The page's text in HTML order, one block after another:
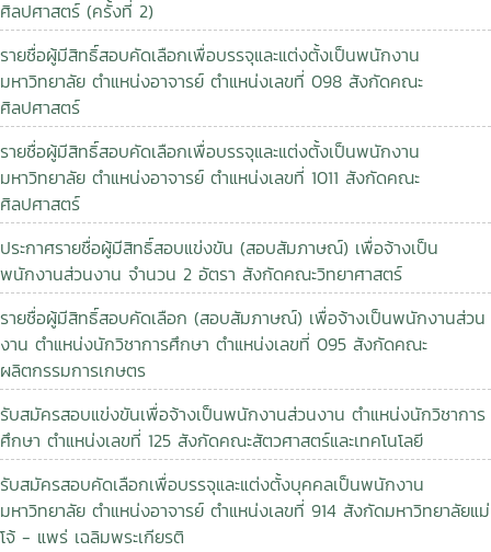
ศิลปศาสตร์ (ครั้งที่ 2)
รายชื่อผู้มีสิทธิ์สอบคัดเลือกเพื่อบรรจุและแต่งตั้งเป็นพนักงาน
มหาวิทยาลัย ตำแหน่งอาจารย์ ตำแหน่งเลขที่ 098 สังกัดคณะ
ศิลปศาสตร์
รายชื่อผู้มีสิทธิ์สอบคัดเลือกเพื่อบรรจุและแต่งตั้งเป็นพนักงาน
มหาวิทยาลัย ตำแหน่งอาจารย์ ตำแหน่งเลขที่ 1011 สังกัดคณะ
ศิลปศาสตร์
ประกาศรายชื่อผู้มีสิทธิ์สอบแข่งขัน (สอบสัมภาษณ์) เพื่อจ้างเป็น
พนักงานส่วนงาน จำนวน 2 อัตรา สังกัดคณะวิทยาศาสตร์
รายชื่อผู้มีสิทธิ์สอบคัดเลือก (สอบสัมภาษณ์) เพื่อจ้างเป็นพนักงานส่วน
งาน ตำแหน่งนักวิชาการศึกษา ตำแหน่งเลขที่ 095 สังกัดคณะ
ผลิตกรรมการเกษตร
รับสมัครสอบแข่งขันเพื่อจ้างเป็นพนักงานส่วนงาน ตำแหน่งนักวิชาการ
ศึกษา ตำแหน่งเลขที่ 125 สังกัดคณะสัตวศาสตร์และเทคโนโลยี
รับสมัครสอบคัดเลือกเพื่อบรรจุและแต่งตั้งบุคคลเป็นพนักงาน
มหาวิทยาลัย ตำแหน่งอาจารย์ ตำแหน่งเลขที่ 914 สังกัดมหาวิทยาลัยแม่
โจ้ - แพร่ เฉลิมพระเกียรติ